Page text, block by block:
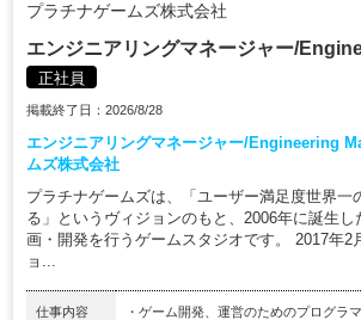
プラチナゲームズ株式会社
エンジニアリングマネージャー/
正社員
掲載終了日：2026/8/28
エンジニアリングマネージャー/Engineering
ムズ株式会社
プラチナゲームズは、「ユーザー満足度世界一
る」というヴィジョンのもと、2006年に誕生し
画・開発を行うゲームスタジオです。 2017年2
ョ...
仕事内容
・ゲーム開発、運営のためのプログラ